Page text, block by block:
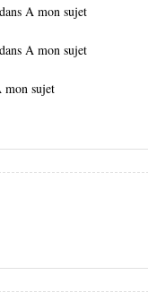
dansA mon sujet
dansA mon sujet
mon sujet